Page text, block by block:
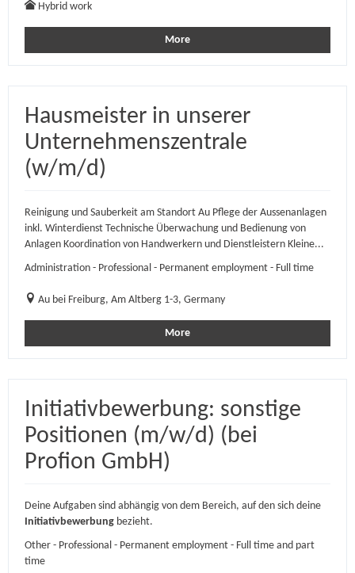
Hybrid work
More
Hausmeister in unserer
Unternehmenszentrale
(w/m/d)
Reinigung und Sauberkeit am Standort Au Pflege der Aussenanlagen
inkl. Winterdienst Technische Überwachung und Bedienung von
Anlagen Koordination von Handwerkern und Dienstleistern Kleine...
Administration - Professional - Permanent employment - Full time
Au bei Freiburg, Am Altberg 1-3, Germany
More
Initiativbewerbung: sonstige
Positionen (m/w/d) (bei
Profion GmbH)
Deine Aufgaben sind abhängig von dem Bereich, auf den sich deine
Initiativbewerbung bezieht.
Other - Professional - Permanent employment - Full time and part
time